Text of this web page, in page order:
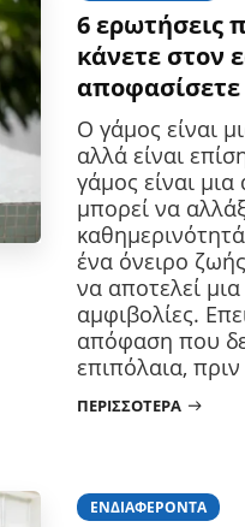
6 ερωτήσεις
κάνετε στον
αποφασίσετε
Ο γάμος είναι
αλλά είναι
γάμος είναι
μπορεί να
ένα όνειρο
να αποτελεί
αμφιβολίες.
απόφαση που
επιπόλαια,
ΠΕΡΙΣΣΌΤΕΡΑ
ΕΝΔΙΑΦΈΡΟΝΤΑ